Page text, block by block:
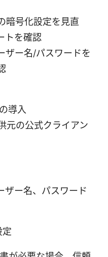
暗号化設定を見直
トを確認
ザー名/パスワードを
導入
元の公式クライアン
ザー名、パスワード
定